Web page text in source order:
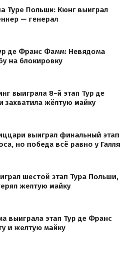
Туре Польши: Кюнг выиграл
— генерал
де Франс Фамм: Невядома
на блокировку
выиграла 8-й этап Тур де
захватила жёлтую майку
выиграл финальный этап
но победа всё равно у Галля
шестой этап Тура Польши,
желтую майку
выиграла этап Тур де Франс
и желтую майку